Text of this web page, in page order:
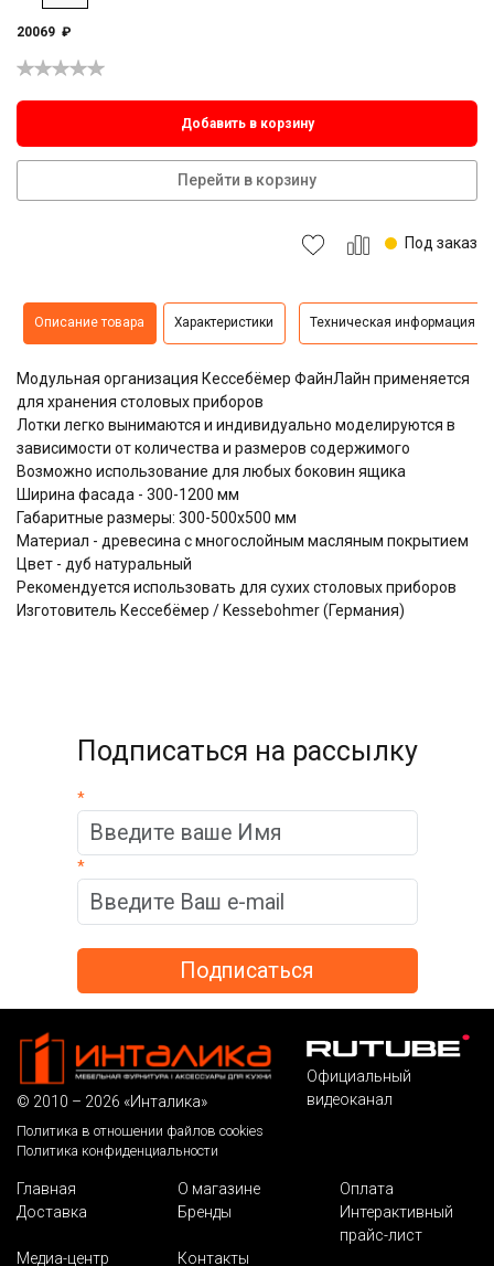
20069 ₽
Добавить в корзину
Перейти в корзину
Под заказ
Описание товара Характеристики Техническая информация
Модульная организация Кессебёмер ФайнЛайн применяется
для хранения столовых приборов
Лотки легко вынимаются и индивидуально моделируются в
зависимости от количества и размеров содержимого
Возможно использование для любых боковин ящика
Ширина фасада - 300-1200 мм
Габаритные размеры: 300-500х500 мм
Материал - древесина с многослойным масляным покрытием
Цвет - дуб натуральный
Рекомендуется использовать для сухих столовых приборов
Изготовитель Кессебёмер / Kessebohmer (Германия)
Подписаться на рассылку
*
*
© 2010 – 2026 «Инталика»
Политика в отношении файлов cookies
Политика конфиденциальности
Официальный
видеоканал
Главная О магазине
Оплата
Доставка
Бренды
Интерактивный
прайс-лист
Медиа-центр
Контакты